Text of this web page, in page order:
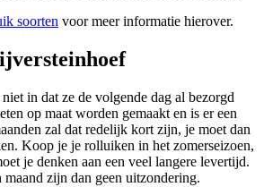
soorten voor meer informatie hierover.
in dat ze de volgende dag al bezorgd
op maat worden gemaakt en is er een
zal dat redelijk kort zijn, je moet dan
Koop je je rolluiken in het zomerseizoen,
je denken aan een veel langere levertijd.
maand zijn dan geen uitzondering.